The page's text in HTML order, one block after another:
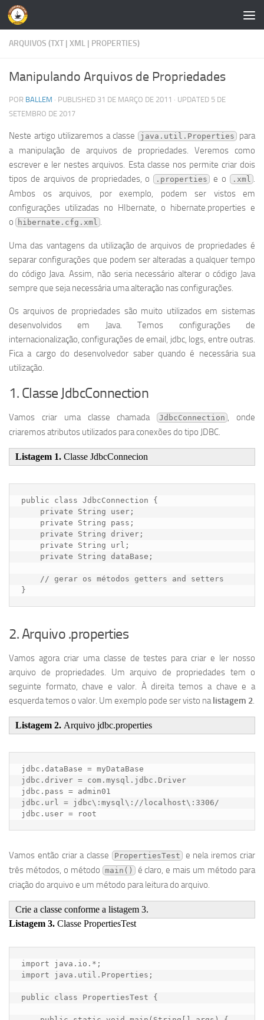
Skip to content
ARQUIVOS (TXT | XML | PROPERTIES)
Manipulando Arquivos de Propriedades
POR BALLEM · PUBLISHED 31 DE MARÇO DE 2011 · UPDATED 5 DE
SETEMBRO DE 2017
Neste artigo utilizaremos a classe java.util.Properties para
a manipulação de arquivos de propriedades. Veremos como
escrever e ler nestes arquivos. Esta classe nos permite criar dois
tipos de arquivos de propriedades, o .properties e o .xml .
Ambos os arquivos, por exemplo, podem ser vistos em
configurações utilizadas no HIbernate, o hibernate.properties e
o
hibernate.cfg.xml .
Uma das vantagens da utilização de arquivos de propriedades é
separar configurações que podem ser alteradas a qualquer tempo
do código Java. Assim, não seria necessário alterar o código Java
sempre que seja necessária uma alteração nas configurações.
Os arquivos de propriedades são muito utilizados em sistemas
desenvolvidos em Java. Temos configurações de
internacionalização, configurações de email, jdbc, logs, entre outras.
Fica a cargo do desenvolvedor saber quando é necessária sua
utilização.
1. Classe JdbcConnection
Vamos criar uma classe chamada JdbcConnection , onde
criaremos atributos utilizados para conexões do tipo JDBC.
Listagem 1. Classe JdbcConnecion
public class JdbcConnection {
}
2. Arquivo .properties
Vamos agora criar uma classe de testes para criar e ler nosso
arquivo de propriedades. Um arquivo de propriedades tem o
seguinte formato, chave e valor. À direita temos a chave e a
esquerda temos o valor. Um exemplo pode ser visto nalistagem 2.
Listagem 2. Arquivo jdbc.properties
jdbc.dataBase = myDataBase
jdbc.driver = com.mysql.jdbc.Driver
jdbc.pass = admin01
jdbc.url = jdbc\:mysql\://localhost\:3306/
jdbc.user = root
Vamos então criar a classe PropertiesTest e nela iremos criar
três métodos, o método main() é claro, e mais um método para
criação do arquivo e um método para leitura do arquivo.
Crie a classe conforme a listagem 3.
Listagem 3. Classe PropertiesTest
import java.io.*;
import java.util.Properties;
public class PropertiesTest {